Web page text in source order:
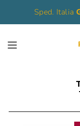
Sped. Italia